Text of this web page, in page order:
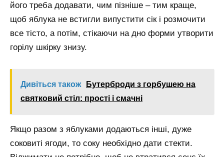
його треба додавати, чим пізніше – тим краще,
щоб яблука не встигли випустити сік і розмочити
все тісто, а потім, стікаючи на дно форми утворити
горілу шкірку знизу.
Дивіться також
Бутерброди з горбушею на
святковий стіл: прості і смачні
Якщо разом з яблуками додаються інші, дуже
соковиті ягоди, то соку необхідно дати стекти.